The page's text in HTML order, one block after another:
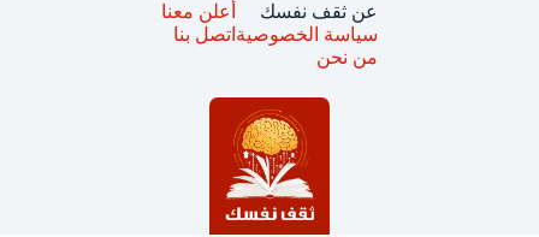
عن ثقف نفسك
سياسة الخصوصية
من نحن
أعلن معنا
اتصل بنا